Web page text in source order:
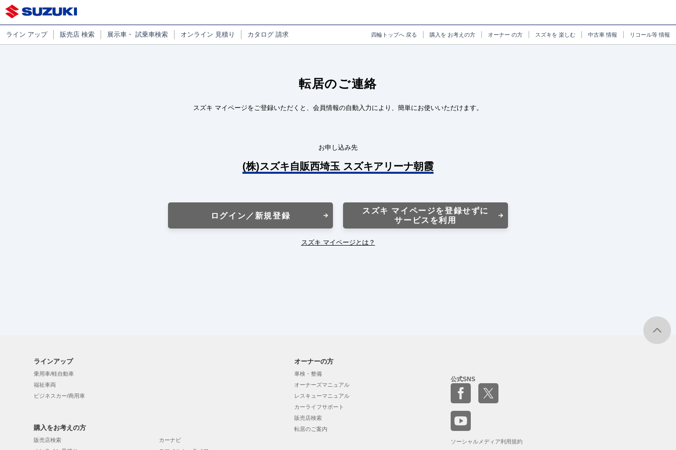
ライン アップ 販売店 検索 展示車・ 試乗車検索 オンライン 見積り カタログ 請求 四輪トップへ 戻る 購入を お考えの方 オーナー の方 スズキを 楽しむ 中古車情報 リコール等情報
転居のご連絡
スズキ マイページをご登録いただくと、会員情報の自動入力により、簡単にお使いいただけます。
お申し込み先
(株)スズキ自販西埼玉 スズキアリーナ朝霞
ログイン／新規登録
スズキ マイページを登録せずに
サービスを利用
スズキ マイページとは？
ラインアップ
乗用車/軽自動車
福祉車両
ビジネスカー/商用車
購入をお考えの方
販売店検索
カーナビ
オーナーの方
車検・整備
オーナーズマニュアル
レスキューマニュアル
カーライフサポート
販売店検索
転居のご案内
公式SNS
ソーシャルメディア利用規約